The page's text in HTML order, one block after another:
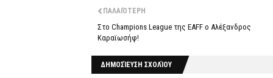
ΠΑΛΑΙΌΤΕΡΗ
Στο Champions League της EAFF ο Αλέξανδρος
Καραϊωσήφ!
ΔΗΜΟΣΊΕΥΣΗ ΣΧΟΛΊΟΥ